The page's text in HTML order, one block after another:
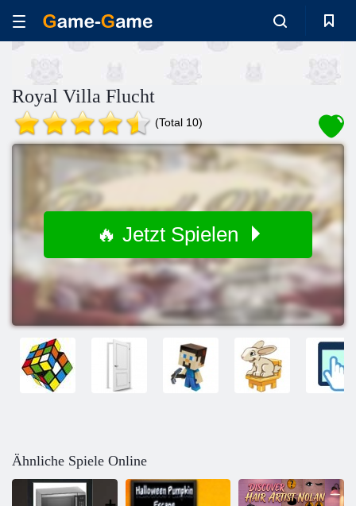
Royal Villa Flucht
(Total 10)
🔥 Jetzt Spielen
Ähnliche Spiele Online